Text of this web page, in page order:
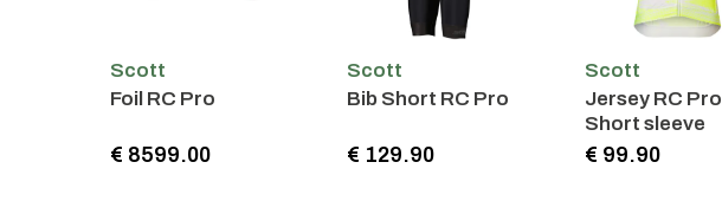
Scott
Foil RC Pro
€ 8599.00
Scott
Bib Short RC Pro
€ 129.90
Scott
Jersey RC Pro
Short sleeve
€ 99.90